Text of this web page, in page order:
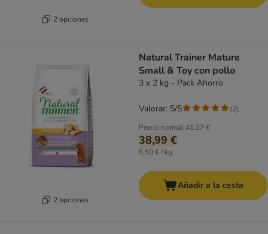
2 opciones
2 opciones
Natural Trainer Mature
Small & Toy con pollo
3 x 2 kg - Pack Ahorro
Precio normal41,37 €
38,99 €
6,50 € / kg
Valorar: 5/5 (2)
Añadir a la cesta